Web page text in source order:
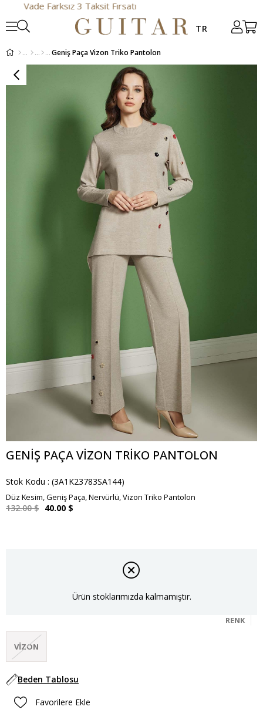
Farksız 3 Taksit Fırsatı
Geniş Paça Vizon Triko Pantolon
GENIŞ PAÇA VIZON TRIKO PANTOLON
Stok Kodu (3A1K23783SA144)
Düz Kesim, Geniş Paça, Nervürlü, Vizon Triko Pantolon
132.00 $ 40.00 $
Ürün stoklarımızda kalmamıştır.
RENK
VIZON
Beden Tablosu
Favorilere Ekle